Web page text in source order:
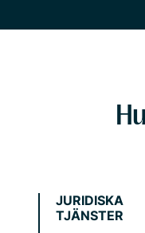
JURIDISKA
TJÄNSTER